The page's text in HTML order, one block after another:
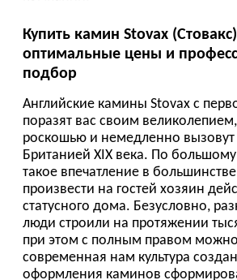
при этом с полным правом можно
современная нам культура
оформления каминов
георгианскую, викторианскую
как единое целое с принципами,
оформления солидного,
дома. Причем английский стиль
повернется называть
об оформительских традициях
народных масс, а элиты
этом контексте важно отметить,
действительно старейшей в
Stovax, занимающейся
систем!